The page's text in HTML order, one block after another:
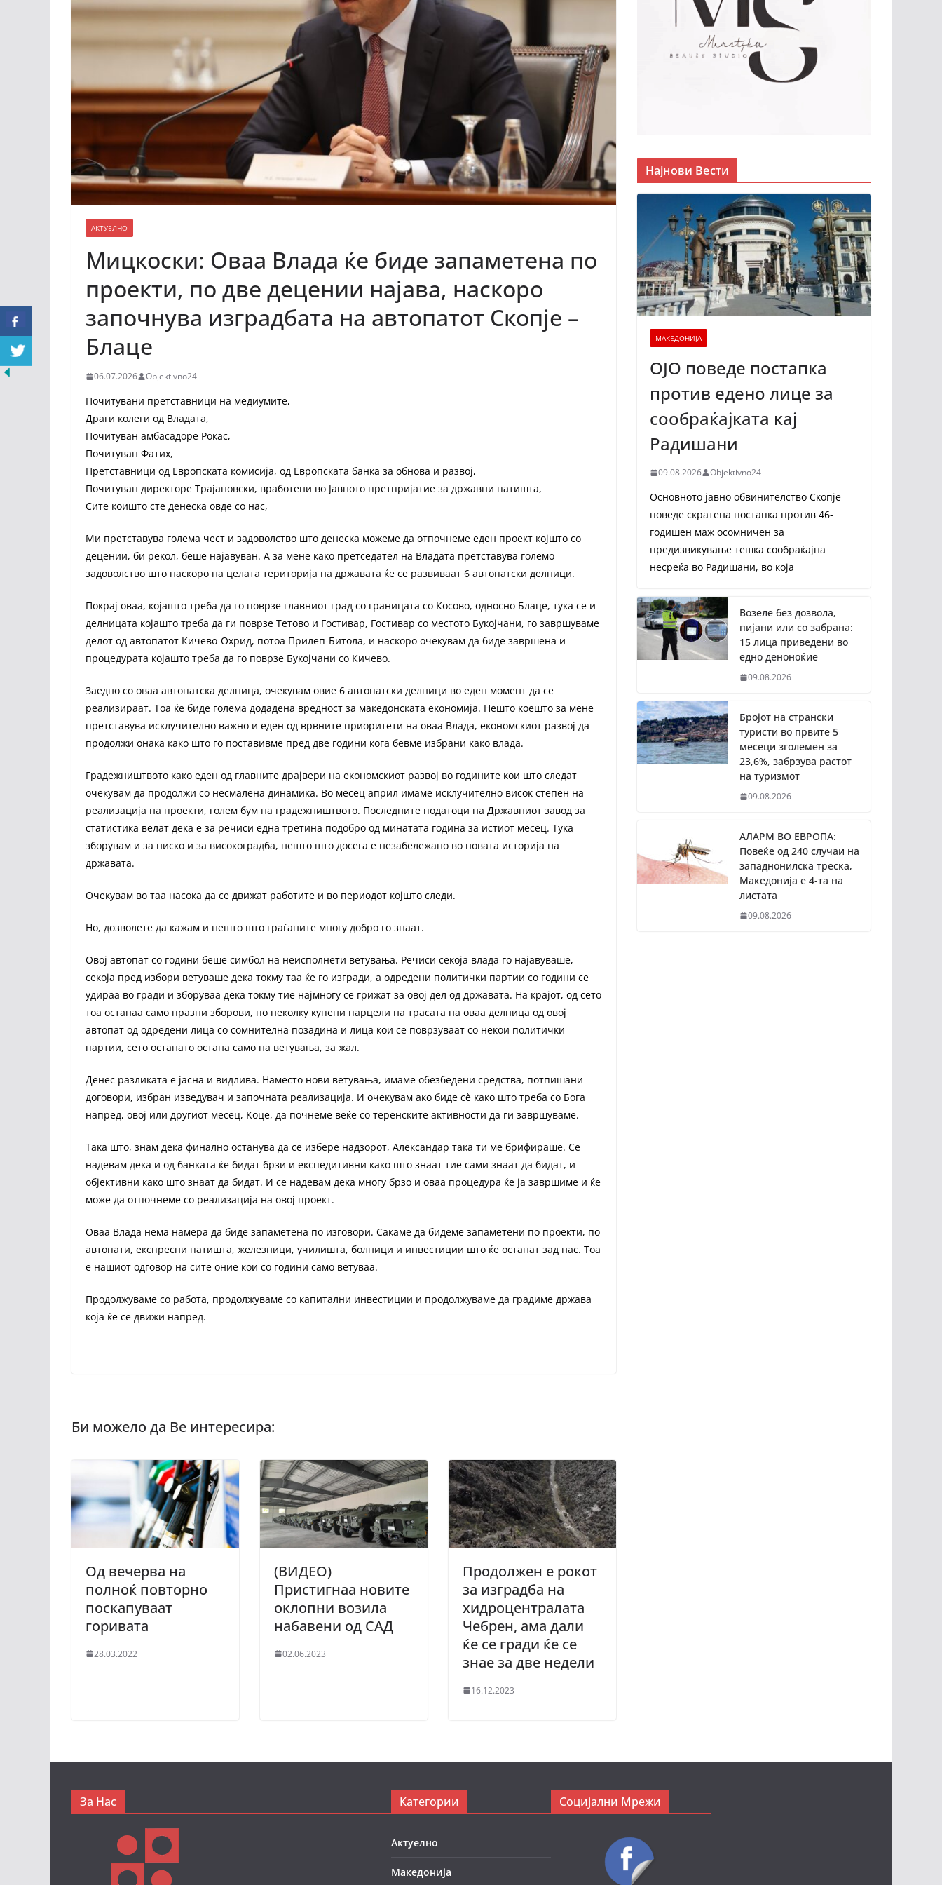
АКТУЕЛНО
Мицкоски: Оваа Влада ќе биде запаметена по
проекти, по две децении најава, наскоро
започнува изградбата на автопатот Скопје –
Блаце
06.07.2026 Objektivno24
Почитувани претставници на медиумите,
Драги колеги од Владата,
Почитуван амбасадоре Рокас,
Почитуван Фатих,
Претставници од Европската комисија, од Европската банка за обнова и развој,
Почитуван директоре Трајановски, вработени во Јавното претпријатие за државни патишта,
Сите коишто сте денеска овде со нас,
Ми претставува голема чест и задоволство што денеска можеме да отпочнеме еден проект којшто со
децении, би рекол, беше најавуван. А за мене како претседател на Владата претставува големо
задоволство што наскоро на целата територија на државата ќе се развиваат 6 автопатски делници.
Покрај оваа, којашто треба да го поврзе главниот град со границата со Косово, односно Блаце, тука се и
делницата којашто треба да ги поврзе Тетово и Гостивар, Гостивар со местото Букојчани, го завршуваме
делот од автопатот Кичево-Охрид, потоа Прилеп-Битола, и наскоро очекувам да биде завршена и
процедурата којашто треба да го поврзе Букојчани со Кичево.
Заедно со оваа автопатска делница, очекувам овие 6 автопатски делници во еден момент да се
реализираат. Тоа ќе биде голема додадена вредност за македонската економија. Нешто коешто за мене
претставува исклучително важно и еден од врвните приоритети на оваа Влада, економскиот развој да
продолжи онака како што го поставивме пред две години кога бевме избрани како влада.
Градежништвото како еден од главните драјвери на економскиот развој во годините кои што следат
очекувам да продолжи со несмалена динамика. Во месец април имаме исклучително висок степен на
реализација на проекти, голем бум на градежништвото. Последните податоци на Државниот завод за
статистика велат дека е за речиси една третина подобро од минатата година за истиот месец. Тука
зборувам и за ниско и за високоградба, нешто што досега е незабележано во новата историја на
државата.
Очекувам во таа насока да се движат работите и во периодот којшто следи.
Но, дозволете да кажам и нешто што граѓаните многу добро го знаат.
Овој автопат со години беше симбол на неисполнети ветувања. Речиси секоја влада го најавуваше,
секоја пред избори ветуваше дека токму таа ќе го изгради, а одредени политички партии со години се
удираа во гради и зборуваа дека токму тие најмногу се грижат за овој дел од државата. На крајот, од сето
тоа останаа само празни зборови, по неколку купени парцели на трасата на оваа делница од овој
автопат од одредени лица со сомнителна позадина и лица кои се поврзуваат со некои политички
партии, сето останато остана само на ветувања, за жал.
Денес разликата е јасна и видлива. Наместо нови ветувања, имаме обезбедени средства, потпишани
договори, избран изведувач и започната реализација. И очекувам ако биде сè како што треба со Бога
напред, овој или другиот месец, Коце, да почнеме веќе со теренските активности да ги завршуваме.
Така што, знам дека финално останува да се избере надзорот, Александар така ти ме брифираше. Се
надевам дека и од банката ќе бидат брзи и експедитивни како што знаат тие сами знаат да бидат, и
објективни како што знаат да бидат. И се надевам дека многу брзо и оваа процедура ќе ја завршиме и ќе
може да отпочнеме со реализација на овој проект.
Оваа Влада нема намера да биде запаметена по изговори. Сакаме да бидеме запаметени по проекти, по
автопати, експресни патишта, железници, училишта, болници и инвестиции што ќе останат зад нас. Тоа
е нашиот одговор на сите оние кои со години само ветуваа.
Продолжуваме со работа, продолжуваме со капитални инвестиции и продолжуваме да градиме држава
која ќе се движи напред.
Од вечерва на
полноќ повторно
поскапуваат
горивата
28.03.2022
(ВИДЕО)
Пристигнаа новите
оклопни возила
набавени од САД
02.06.2023
Продолжен е рокот
за изградба на
хидроцентралата
Чебрен, ама дали
ќе се гради ќе се
знае за две недели
16.12.2023
Најнови Вести
МАКЕДОНИЈА
ОЈО поведе постапка
против едено лице за
сообраќајката кај
Радишани
09.08.2026 Objektivno24
Основното јавно обвинителство Скопје
поведе скратена постапка против 46-
годишен маж осомничен за
предизвикување тешка сообраќајна
несреќа во Радишани, во која
Возеле без дозвола,
пијани или со забрана:
15 лица приведени во
едно деноноќие
09.08.2026
Бројот на странски
туристи во првите 5
месеци зголемен за
23,6%, забрзува растот
на туризмот
09.08.2026
АЛАРМ ВО ЕВРОПА:
Повеќе од 240 случаи на
западнонилска треска,
Македонија е 4-та на
листата
09.08.2026
За Нас Категории
Актуелно
Македонија
Социјални Мрежи